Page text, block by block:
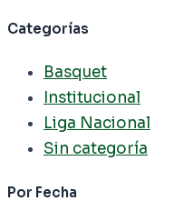
Categorías
Basquet
Institucional
Liga Nacional
Sin categoría
Por Fecha